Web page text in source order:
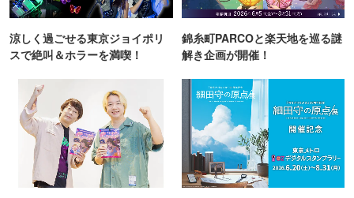
涼しく過ごせる東京ジョイポリ
スで絶叫＆ホラーを満喫！
錦糸町PARCOと楽天地を巡る謎
解き企画が開催！